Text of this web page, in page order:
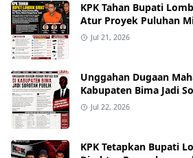
KPK Tahan Bupati
Atur Proyek Puluhan
Alphard hingga Uang
Jul 21, 2026
Unggahan Dugaan
Kabupaten Bima Jadi
Jul 22, 2026
KPK Tetapkan Bupati